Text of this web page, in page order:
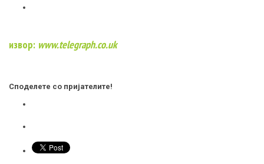
извор: www.telegraph.co.uk
Споделете со пријателите!